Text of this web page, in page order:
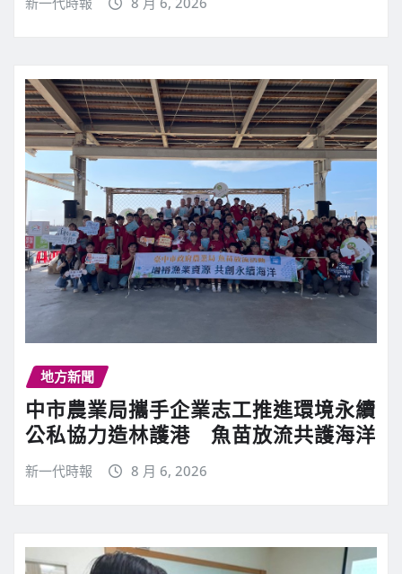
地方新聞
中市農業局攜手企業志工推進環境永續
公私協力造林護港 魚苗放流共護海洋
新一代時報 8 月 6, 2026